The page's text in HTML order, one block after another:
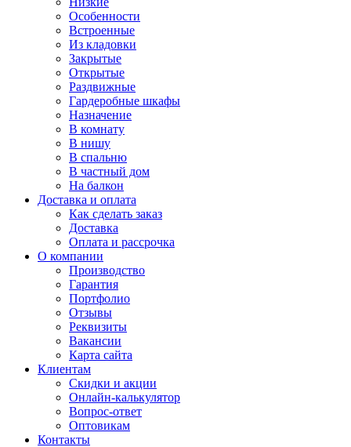
Особенности
Встроенные
Из кладовки
Закрытые
Открытые
Раздвижные
Гардеробные шкафы
Назначение
В комнату
В нишу
В спальню
В частный дом
На балкон
Доставка и оплата
Как сделать заказ
Доставка
Оплата и рассрочка
О компании
Производство
Гарантия
Портфолио
Отзывы
Реквизиты
Вакансии
Карта сайта
Клиентам
Скидки и акции
Онлайн-калькулятор
Вопрос-ответ
Оптовикам
Контакты